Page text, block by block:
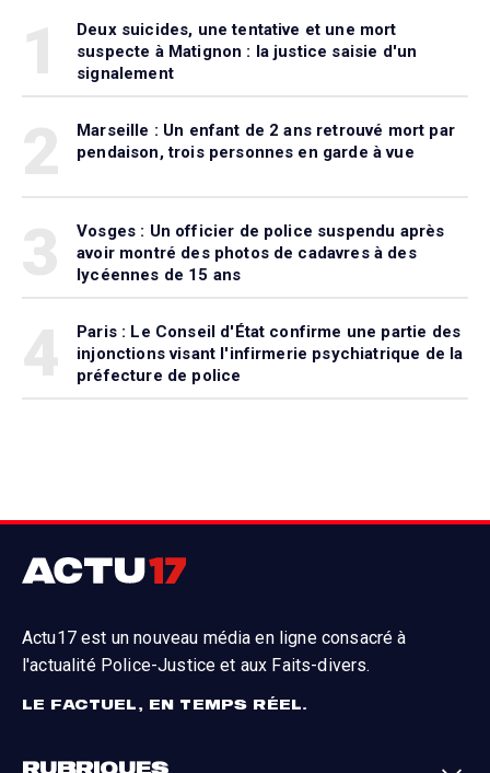
Deux suicides, une tentative et une mort
suspecte à Matignon : la justice saisie d'un
signalement
Marseille : Un enfant de 2 ans retrouvé mort par
pendaison, trois personnes en garde à vue
Vosges : Un officier de police suspendu après
avoir montré des photos de cadavres à des
lycéennes de 15 ans
Paris : Le Conseil d'État confirme une partie des
injonctions visant l'infirmerie psychiatrique de la
préfecture de police
Actu17 est un nouveau média en ligne consacré à
l'actualité Police-Justice et aux Faits-divers.
LE FACTUEL, EN TEMPS RÉEL.
RUBRIQUES